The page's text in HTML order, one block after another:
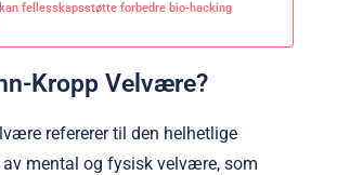
kan fellesskapsstøtte forbedre bio-hacking
Kropp Velvære?
refererer til den helhetlige
mental og fysisk velvære, som